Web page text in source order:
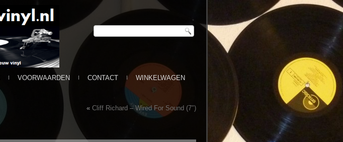
VOORWAARDEN CONTACT
WINKELWAGEN
« Cliff Richard ‎– Wired For Sound (7″)